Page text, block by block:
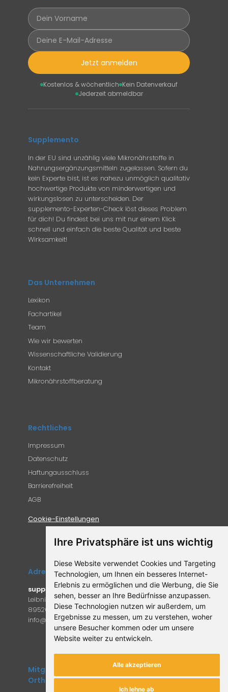
Ihre Privatsphäre ist uns wichtig
Diese Website verwendet Cookies und Targeting
Technologien, um Ihnen ein besseres Internet-
Erlebnis zu ermöglichen und die Werbung, die Sie
sehen, besser an Ihre Bedürfnisse anzupassen.
Diese Technologien nutzen wir außerdem, um
Ergebnisse zu messen, um zu verstehen, woher
unsere Besucher kommen oder um unsere
Website weiter zu entwickeln.
Alle akzeptieren
Ich lehne ab
Jetzt anmelden
Kostenlos & wöchentlich Kein Datenverkauf
Jederzeit abmeldbar
Supplemento
In der EU sind unzählig viele Mikronährstoffe in
Nahrungsergänzungsmitteln zugelassen. Sofern du
kein Experte bist, ist es nahezu unmöglich qualitativ
hochwertige Produkte von minderwertigen und
wirkungslosen zu unterscheiden. Der
supplemento-Experten-Check löst dieses Problem
für dich! Du findest bei uns mit nur einem Klick
schnell und einfach die beste Qualität und beste
Wirksamkeit!
Das Unternehmen
Lexikon
Fachartikel
Team
Wie wir bewerten
Wissenschaftliche Validierung
Kontakt
Mikronährstoffberatung
Rechtliches
Impressum
Datenschutz
Haftungausschluss
Barrierefreiheit
AGB
Cookie-Einstellungen
Adresse
supplemento.de
Leibniz-Campus 9
89520 Heidenheim an der Brenz
info@supplemento.de
Mitglied des Forum
Orthomolekulare Medizin